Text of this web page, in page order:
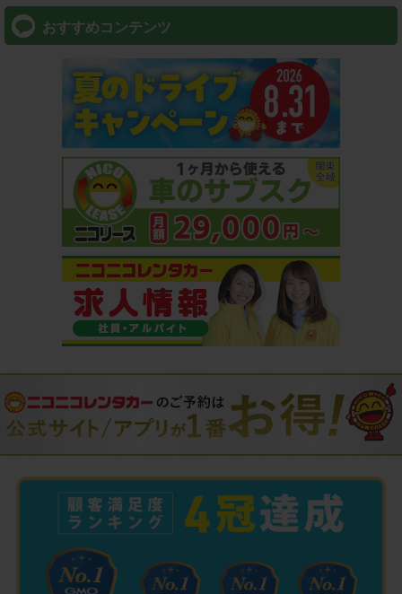
おすすめコンテンツ